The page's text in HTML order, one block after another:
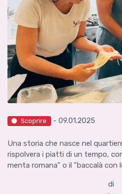
Scoprire - 09.01.2025
Una storia che nasce nel
rispolvera i piatti di un tempo,
menta romana" o il "baccalà con
di